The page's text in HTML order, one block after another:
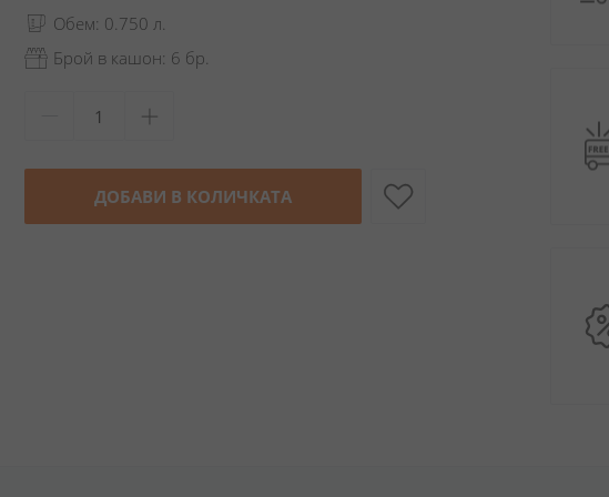
Обем: 0.750 л.
Брой в кашон: 6 бр.
ДОБАВИ В КОЛИЧКАТА